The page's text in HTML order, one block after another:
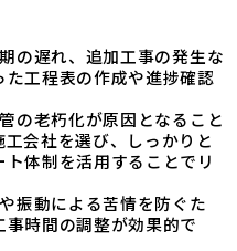
の遅れ、追加工事の発生な
工程表の作成や進捗確認
の老朽化が原因となること
会社を選び、しっかりと
体制を活用することでリ
振動による苦情を防ぐた
時間の調整が効果的で